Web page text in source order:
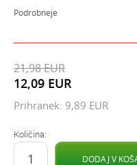
Podrobneje
21,98EUR
12,09 EUR
Prihranek: 9,89 EUR
Količina:
DODAJ V